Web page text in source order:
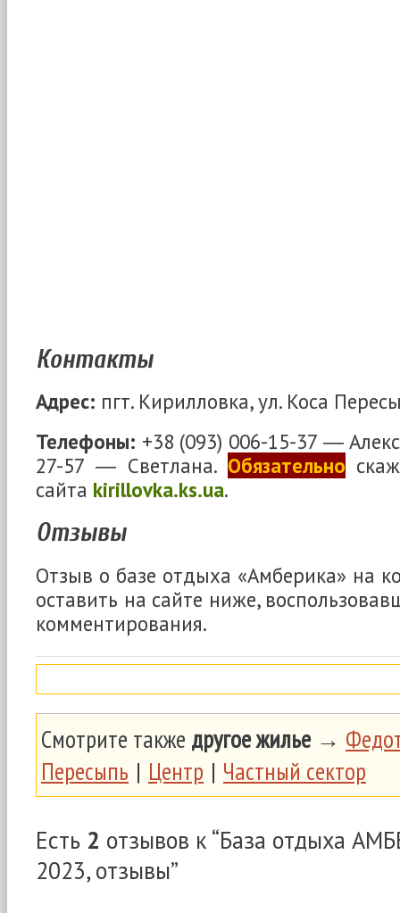
Контакты
Адрес: пгт. Кирилловка, ул. Коса
Телефоны: +38 (093) 006-15-37 ―
27-57 ― Светлана. Обязательно
сайта kirillovka.ks.ua.
Отзывы
Отзыв о базе отдыха «Амберика» на
оставить на сайте ниже,
комментирования.
Смотрите также другое жилье→
Пересыпь | Центр | Частный сектор
Есть 2 отзывов к “База отдыха
2023, отзывы”